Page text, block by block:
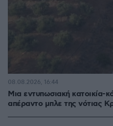
Μια εντυπωσιακή κατοικία-
απέραντο μπλε της νότιας
08.08.2026, 16:44